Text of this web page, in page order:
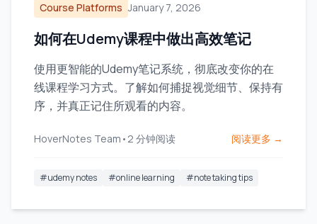
Course Platforms January 7, 2026
如何在Udemy课程中做出高效笔记
使用更智能的Udemy笔记系统，彻底改变你的在
线课程学习方式。了解如何捕捉视觉细节、保持有
序，并真正记住所观看的内容。
HoverNotes Team • 2 分钟阅读 阅读更多 →
#udemy notes #online learning #note taking tips